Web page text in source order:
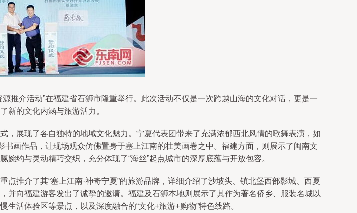
推介活动”在福建省石狮市隆重举行。此次活动不仅是一次跨越山海的文化对话，更是一
新的文化内涵与旅游活力。
展现了各自独特的地域文化魅力。宁夏代表团带来了充满浓郁西北风情的歌舞表演，如
画作品，让现场观众仿佛置身于塞上江南的壮美画卷之中。福建方面，则展示了闽南文
约与灵动精巧交织，充分体现了“海丝”起点城市的深厚底蕴与开放包容。
推介了其“塞上江南·神奇宁夏”的旅游品牌，详细介绍了沙坡头、镇北堡西部影城、西夏
向福建游客发出了诚挚的邀请。福建及石狮本地则展示了其作为著名侨乡、服装名城以
活体验区等景点，以及深度融合的“文化+旅游+购物”特色线路。